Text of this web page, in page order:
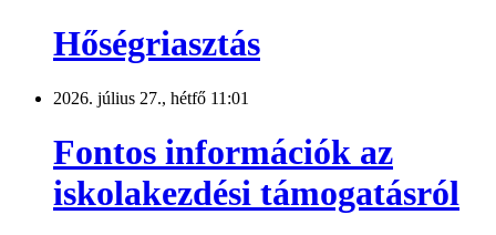
Hőségriasztás
2026. július 27., hétfő 11:01
Fontos információk az
iskolakezdési támogatásról